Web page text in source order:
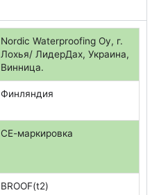
Nordic Waterproofing Oy, г.
Лохья/ ЛидерДах, Украина,
Винница.
Финляндия
СЕ-маркировка
BROOF(t2)